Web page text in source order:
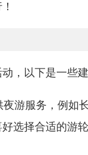
，以下是一些
游服务，例如
选择合适的游